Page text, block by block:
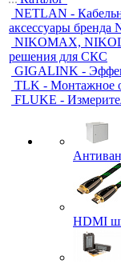
NETLAN -
аксессуары бренда
NIKOMAX,
решения для СКС
GIGALINK -
TLK - Монтажное
FLUKE -
HDMI